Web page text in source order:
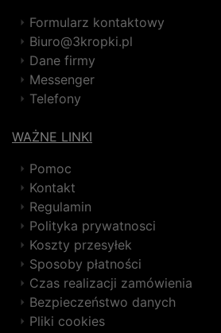
Formularz kontaktowy
Biuro@3kropki.pl
Dane firmy
Messenger
Telefony
WAŻNE LINKI
Pomoc
Kontakt
Regulamin
Polityka prywatnosci
Koszty przesyłek
Sposoby płatności
Czas realizacji zamówienia
Bezpieczeństwo danych
Pliki cookies